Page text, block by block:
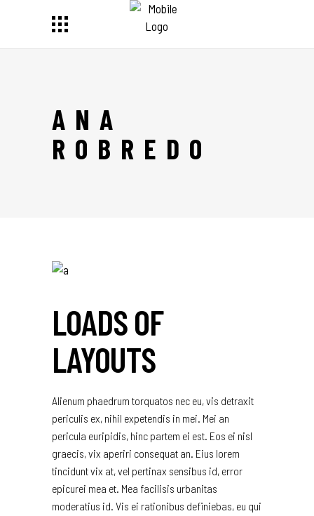
ANA
ROBREDO
LOADS OF
LAYOUTS
Alienum phaedrum torquatos nec eu, vis detraxit
periculis ex, nihil expetendis in mei. Mei an
pericula euripidis, hinc partem ei est. Eos ei nisl
graecis, vix aperiri consequat an. Eius lorem
tincidunt vix at, vel pertinax sensibus id, error
epicurei mea et. Mea facilisis urbanitas
moderatius id. Vis ei rationibus definiebas, eu qui